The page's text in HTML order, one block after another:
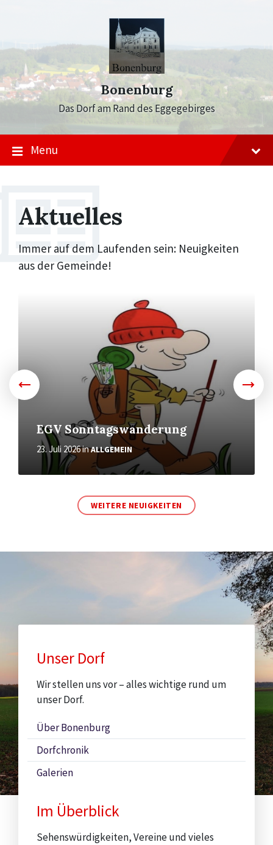
Bonenburg
Das Dorf am Rand des Eggegebirges
Menu
Aktuelles
Immer auf dem Laufenden sein: Neuigkeiten
aus der Gemeinde!
EGV Sonntagswanderung
23. Juli 2026inALLGEMEIN
WEITERE NEUIGKEITEN
Sitemap
Unser Dorf
Wir stellen uns vor – alles wichtige rund um
unser Dorf.
Über Bonenburg
Dorfchronik
Galerien
Im Überblick
Sehenswürdigkeiten, Vereine und vieles